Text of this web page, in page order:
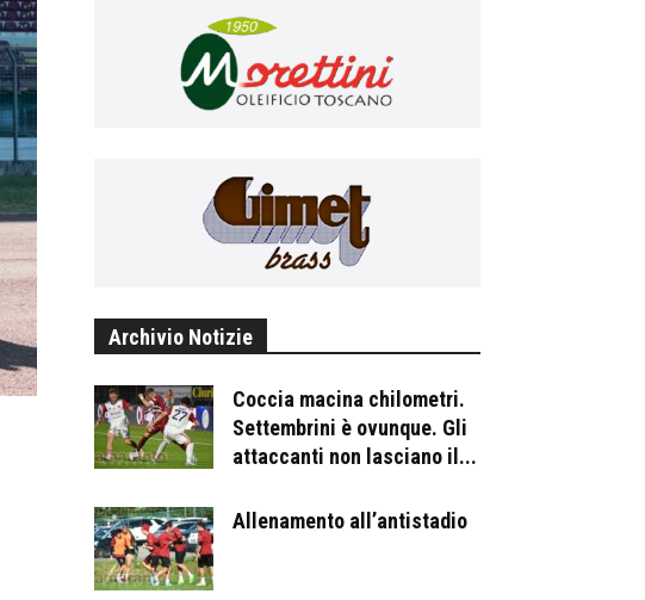
Archivio Notizie
Coccia macina chilometri.
Settembrini è ovunque. Gli
attaccanti non lasciano il...
Allenamento all’antistadio